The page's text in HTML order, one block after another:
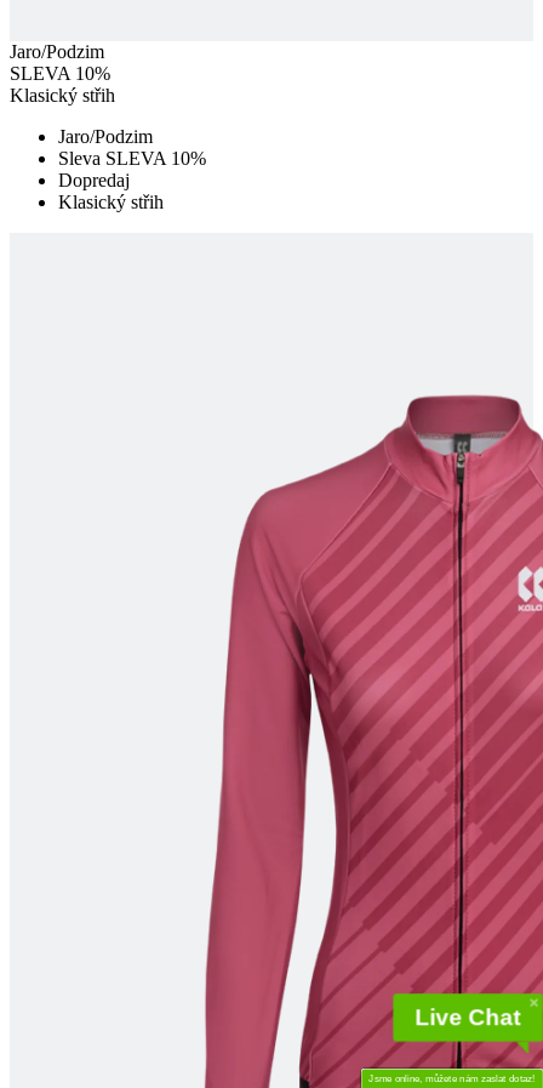
Jaro/Podzim
SLEVA 10%
Klasický střih
Jaro/Podzim
Sleva SLEVA 10%
Dopredaj
Klasický střih
Live Chat
Jsme online, můžete nám zaslat dotaz!